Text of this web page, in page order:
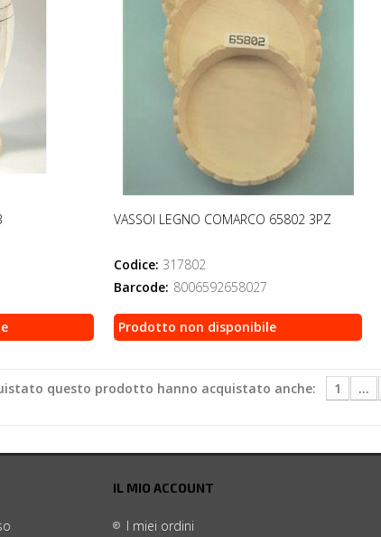
VASSOI LEGNO COMARCO 65802 3PZ
Codice: 317802
Barcode: 8006592658027
Prodotto non disponibile
questo prodotto hanno acquistato anche: 1 ...
IL MIO ACCOUNT
I miei ordini